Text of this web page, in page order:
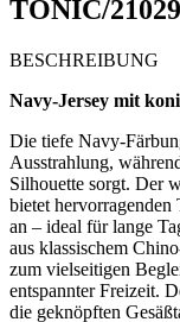
TONIC/
BESCHREIBUNG
Navy-Jersey mit
Die tiefe Navy-
Ausstrahlung,
Silhouette sorgt. Der
bietet
an – ideal für lange
aus klassischem
zum vielseitigen
entspannter Freizeit.
die geknöpften